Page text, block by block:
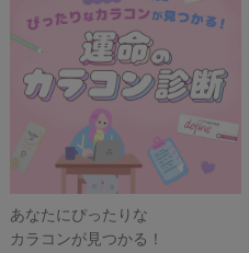
あなたにぴったりな
カラコンが見つかる！